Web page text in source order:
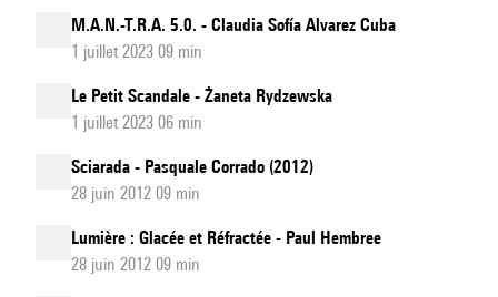
M.A.N.-T.R.A. 5.0. - Claudia Sofía Alvarez Cuba
1 juillet 2023 09 min
Le Petit Scandale - Żaneta Rydzewska
1 juillet 2023 06 min
Sciarada - Pasquale Corrado (2012)
28 juin 2012 09 min
Lumière : Glacée et Réfractée - Paul Hembree
28 juin 2012 09 min